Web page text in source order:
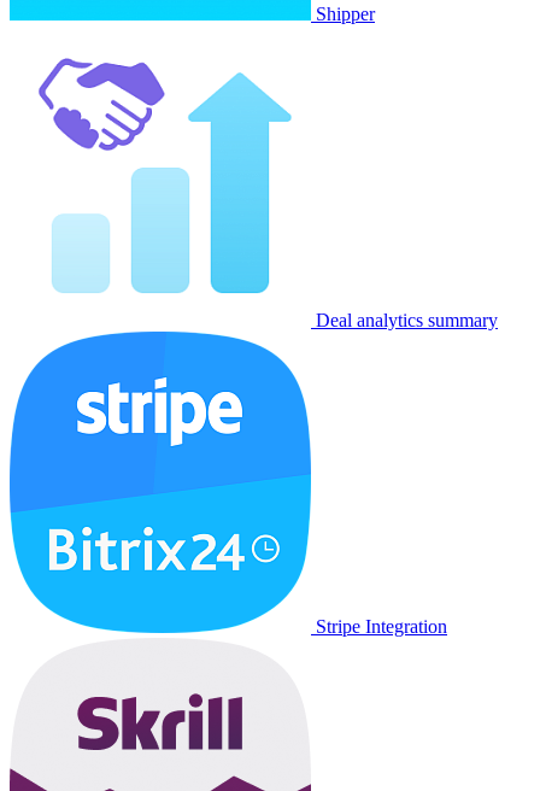
Shipper
Deal analytics summary
Stripe Integration